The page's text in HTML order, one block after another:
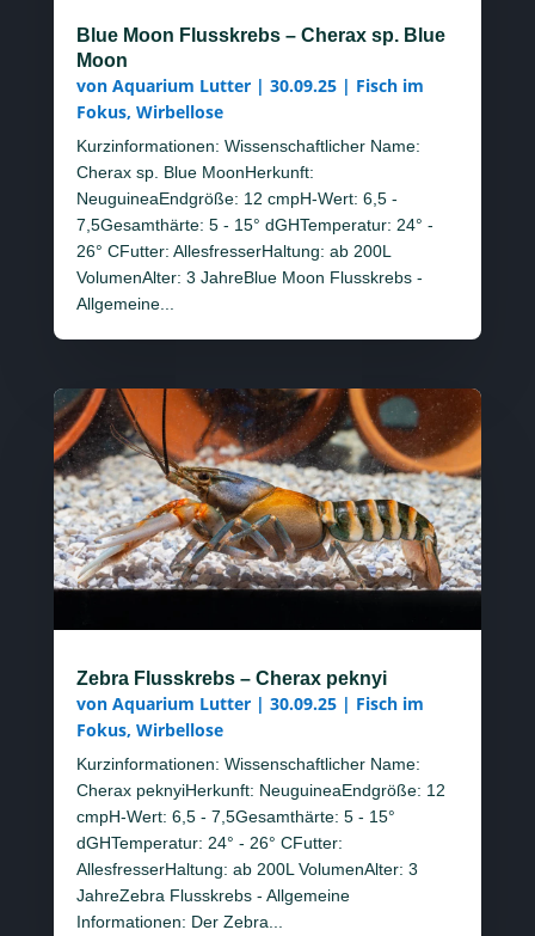
Blue Moon Flusskrebs – Cherax sp. Blue
Moon
von Aquarium Lutter| 30.09.25| Fisch im
Fokus, Wirbellose
Kurzinformationen: Wissenschaftlicher Name:
Cherax sp. Blue MoonHerkunft:
NeuguineaEndgröße: 12 cmpH-Wert: 6,5 -
7,5Gesamthärte: 5 - 15° dGHTemperatur: 24° -
26° CFutter: AllesfresserHaltung: ab 200L
VolumenAlter: 3 JahreBlue Moon Flusskrebs -
Allgemeine...
Zebra Flusskrebs – Cherax peknyi
von Aquarium Lutter| 30.09.25| Fisch im
Fokus, Wirbellose
Kurzinformationen: Wissenschaftlicher Name:
Cherax peknyiHerkunft: NeuguineaEndgröße: 12
cmpH-Wert: 6,5 - 7,5Gesamthärte: 5 - 15°
dGHTemperatur: 24° - 26° CFutter:
AllesfresserHaltung: ab 200L VolumenAlter: 3
JahreZebra Flusskrebs - Allgemeine
Informationen: Der Zebra...